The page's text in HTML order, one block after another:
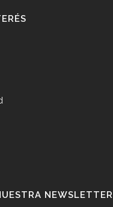
NEWSLETTER